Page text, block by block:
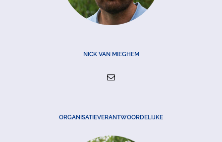
NICK VAN MIEGHEM
ORGANISATIEVERANTWOORDELIJKE